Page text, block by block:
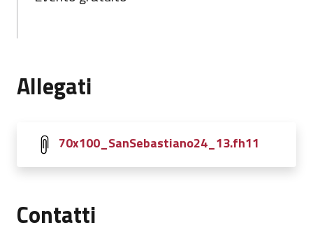
Allegati
70x100_SanSebastiano24_13.fh11
Contatti